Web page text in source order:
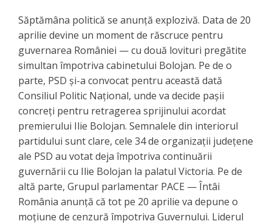
Săptămâna politică se anunță explozivă. Data de 20
aprilie devine un moment de răscruce pentru
guvernarea României — cu două lovituri pregătite
simultan împotriva cabinetului Bolojan. Pe de o
parte, PSD și-a convocat pentru această dată
Consiliul Politic Național, unde va decide pașii
concreți pentru retragerea sprijinului acordat
premierului Ilie Bolojan. Semnalele din interiorul
partidului sunt clare, cele 34 de organizații județene
ale PSD au votat deja împotriva continuării
guvernării cu Ilie Bolojan la palatul Victoria. Pe de
altă parte, Grupul parlamentar PACE — Întâi
România anunță că tot pe 20 aprilie va depune o
moțiune de cenzură împotriva Guvernului. Liderul